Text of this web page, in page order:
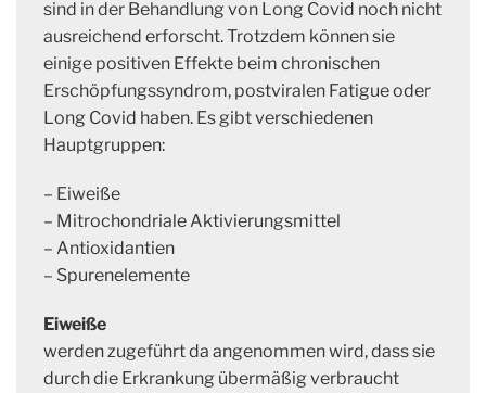
sind in der Behandlung von Long Covid noch nicht
ausreichend erforscht. Trotzdem können sie
einige positiven Effekte beim chronischen
Erschöpfungssyndrom, postviralen Fatigue oder
Long Covid haben. Es gibt verschiedenen
Hauptgruppen:
– Eiweiße
– Mitrochondriale Aktivierungsmittel
– Antioxidantien
– Spurenelemente
Eiweiße
werden zugeführt da angenommen wird, dass sie
durch die Erkrankung übermäßig verbraucht